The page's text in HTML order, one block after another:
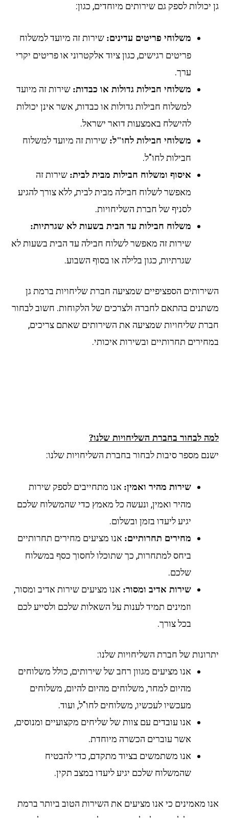
יכולות לספק גם שירותים מיוחדים, כגון:
משלוחי פריטים עדינים:שירות זה מיועד למשלוח
פריטים רגישים, כגון ציוד אלקטרוני או פריטים יקרי
משלוחי חבילות גדולות או כבדות:שירות זה מיועד
למשלוח חבילות גדולות או כבדות, אשר אינן יכולות
להישלח באמצעות דואר ישראל.
משלוחי חבילות לחו"ל:שירות זה מיועד למשלוח
חבילות לחו"ל.
איסוף ומשלוח חבילות מבית לבית:שירות זה
מאפשר לשלוח חבילה מבית לבית, ללא צורך להגיע
לסניף של חברת השליחויות.
משלוח חבילות עד הבית בשעות לא שגרתיות:
שירות זה מאפשר לשלוח חבילה עד הבית בשעות לא
שגרתיות, כגון בלילה או בסוף השבוע.
הספציפיים שמציעה חברת שליחויות ברמת גן
בהתאם לחברה ולצרכים של הלקוחות. חשוב לבחור
שליחויות שמציעה את השירותים שאתם צריכים,
תחרותיים ובשירות איכותי.
לבחור בחברת השליחויות שלנו?
מספר סיבות לבחור בחברת השליחויות שלנו:
שירות מהיר ואמין:אנו מתחייבים לספק שירות
מהיר ואמין, ונעשה כל מאמץ כדי שהמשלוח שלכם
יגיע ליעדו בזמן ובשלום.
מחירים תחרותיים:אנו מציעים מחירים תחרותיים
ביחס למתחרות, כך שתוכלו לחסוך כסף במשלוח
שלכם.
שירות אדיב ומסור:אנו מציעים שירות אדיב ומסור,
וזמינים תמיד לענות על השאלות שלכם ולסייע לכם
בכל צורך.
של חברת השליחויות שלנו:
אנו מציעים מגוון רחב של שירותים, כולל משלוחים
מהיום למחר, משלוחים מהיום להיום, משלוחים
מעכשיו לעכשיו, משלוחים לחו"ל, ועוד.
אנו עובדים עם צוות של שליחים מקצועיים ומנוסים,
אשר עוברים הכשרה מיוחדת.
אנו משתמשים בציוד מתקדם, כדי להבטיח
שהמשלוח שלכם יגיע ליעדו במצב תקין.
מאמינים כי אנו מציעים את השירות הטוב ביותר ברמת